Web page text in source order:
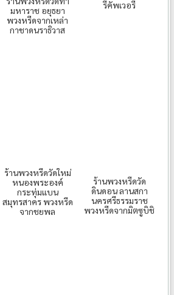
มหาราช อยุธยา
พวงหรีดจากเหล่า
กาชาดนราธิวาส
รีคัพเวอรี่
ร้านพวงหรีดวัดใหม่
หนองพระองค์
กระทุ่มแบน
สมุทรสาคร พวงหรีด
จากชยพล
ร้านพวงหรีดวัด
ดินดอน ลานสกา
นครศรีธรรมราช
พวงหรีดจากมิตซูบิชิ